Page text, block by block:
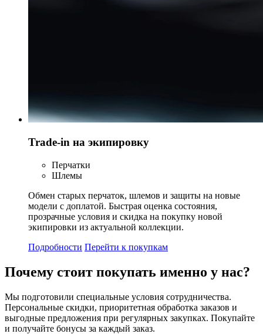
Trade-in на экипировку
Перчатки
Шлемы
Обмен старых перчаток, шлемов и защиты на новые
модели с доплатой. Быстрая оценка состояния,
прозрачные условия и скидка на покупку новой
экипировки из актуальной коллекции.
Подробности Перейти к покупкам
Почему стоит покупать именно у нас?
Мы подготовили специальные условия сотрудничества.
Персональные скидки, приоритетная обработка заказов и
выгодные предложения при регулярных закупках. Покупайте
и получайте бонусы за каждый заказ.